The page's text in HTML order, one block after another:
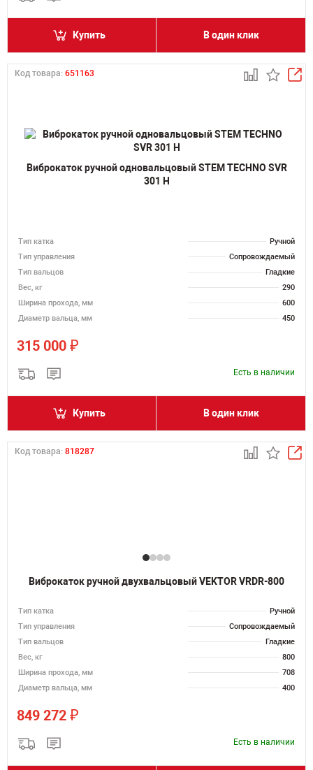
Купить В один клик
Код товара: 651163
Виброкаток ручной одновальцовый STEM TECHNO SVR
301 H
Тип катка
Ручной
Тип управления
Сопровождаемый
Тип вальцов
Гладкие
Вес, кг
290
Ширина прохода, мм
600
Диаметр вальца, мм
450
315 000 ₽
Есть в наличии
Купить В один клик
Код товара: 818287
Виброкаток ручной двухвальцовый VEKTOR VRDR-800
Тип катка
Ручной
Тип управления
Сопровождаемый
Тип вальцов
Гладкие
Вес, кг
800
Ширина прохода, мм
708
Диаметр вальца, мм
400
849 272 ₽
Есть в наличии